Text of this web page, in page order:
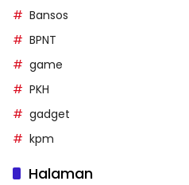
Bansos
BPNT
game
PKH
gadget
kpm
Halaman